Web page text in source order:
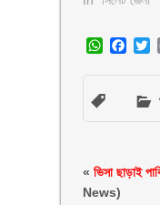
«ভিসা ছাড়াই
News)